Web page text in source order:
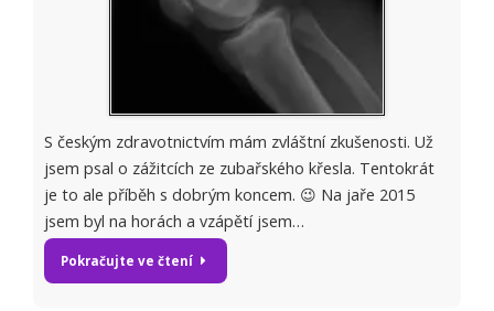
S českým zdravotnictvím mám zvláštní zkušenosti. Už
jsem psal o zážitcích ze zubařského křesla. Tentokrát
je to ale příběh s dobrým koncem. 😉 Na jaře 2015
jsem byl na horách a vzápětí jsem…
Pokračujte ve čtení